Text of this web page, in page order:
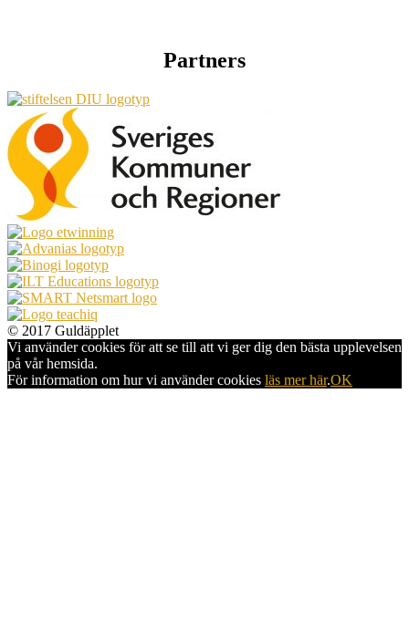
Partners
© 2017 Guldäpplet
Vi använder cookies för att se till att vi ger dig den bästa upplevelsen
på vår hemsida.
För information om hur vi använder cookies läs mer här.OK